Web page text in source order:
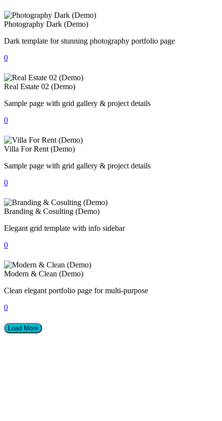
Photography Dark (Demo)
Dark template for stunning photography portfolio page
0
Real Estate 02 (Demo)
Sample page with grid gallery & project details
0
Villa For Rent (Demo)
Sample page with grid gallery & project details
0
Branding & Cosulting (Demo)
Elegant grid template with info sidebar
0
Modern & Clean (Demo)
Clean elegant portfolio page for multi-purpose
0
Load More